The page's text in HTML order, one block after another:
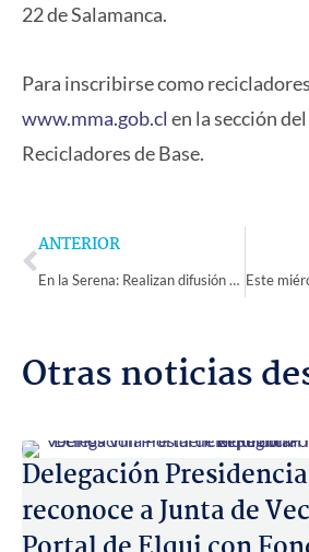
22 de Salamanca.
Para inscribirse como
www.mma.gob.cl en la sección
Recicladores de Base.
Prev
ANTERIOR
En la Serena: Realizan difusión del nuevo Servicio de Acceso a la Justicia y Defensoría de las Víctimas
Otras noticias
Delegación
reconoce a Junta de